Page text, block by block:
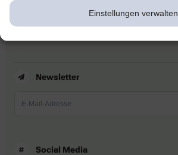
Einstellungen verwalten
Barrierefreiheitserklärung
Newsletter
Social Media